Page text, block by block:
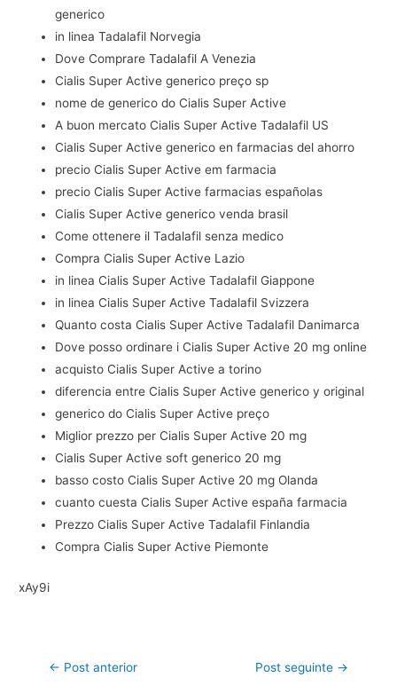
generico
in linea Tadalafil Norvegia
Dove Comprare Tadalafil A Venezia
Cialis Super Active generico preço sp
nome de generico do Cialis Super Active
A buon mercato Cialis Super Active Tadalafil US
Cialis Super Active generico en farmacias del ahorro
precio Cialis Super Active em farmacia
precio Cialis Super Active farmacias españolas
Cialis Super Active generico venda brasil
Come ottenere il Tadalafil senza medico
Compra Cialis Super Active Lazio
in linea Cialis Super Active Tadalafil Giappone
in linea Cialis Super Active Tadalafil Svizzera
Quanto costa Cialis Super Active Tadalafil Danimarca
Dove posso ordinare i Cialis Super Active 20 mg online
acquisto Cialis Super Active a torino
diferencia entre Cialis Super Active generico y original
generico do Cialis Super Active preço
Miglior prezzo per Cialis Super Active 20 mg
Cialis Super Active soft generico 20 mg
basso costo Cialis Super Active 20 mg Olanda
cuanto cuesta Cialis Super Active españa farmacia
Prezzo Cialis Super Active Tadalafil Finlandia
Compra Cialis Super Active Piemonte
xAy9i
← Post anterior Post seguinte →